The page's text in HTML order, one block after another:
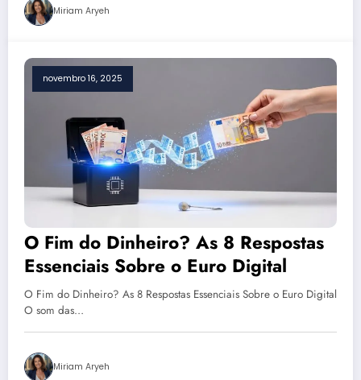
Miriam Aryeh
novembro 16, 2025
O Fim do Dinheiro? As 8 Respostas
Essenciais Sobre o Euro Digital
O Fim do Dinheiro? As 8 Respostas Essenciais Sobre o Euro Digital
O som das…
Miriam Aryeh